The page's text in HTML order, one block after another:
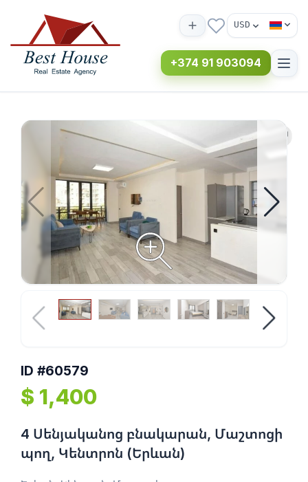
USD
+374 91 903094
ID #60579
$ 1,400
4 Սենյականոց բնակարան, Մաշտոցի
պող, Կենտրոն (Երևան)